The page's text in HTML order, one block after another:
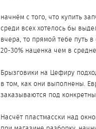
начнём с того, что купить
среди всех хотелось бы
вчера, то прямой тебе путь
20-30% наценка чем в
Брызговики на Цефиру
в том, как они выполнены.
заказываются под
Насчёт пластмасски над